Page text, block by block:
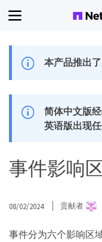
本产品推出了
简体中文版
英语版出现
事件影响
08/02/2024 贡献者
事件分为六个影响区